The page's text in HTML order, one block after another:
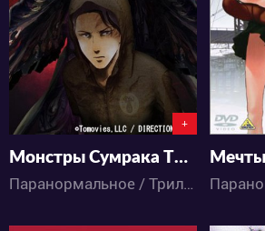
0 1
+
Монстры Сумрака ТВ-2
Паранормальное / Триллер / Детектив / Ужасы / Аниме